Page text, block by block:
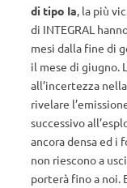
di tipo Ia, la più
di INTEGRAL
mesi dalla fine di
il mese di giugno.
all’incertezza
rivelare
successivo
ancora densa ed i
non riescono a
porterà fino a noi.